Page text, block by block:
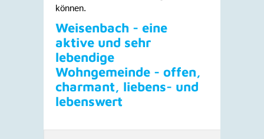
können.
Weisenbach - eine
aktive und sehr
lebendige
Wohngemeinde - offen,
charmant, liebens- und
lebenswert